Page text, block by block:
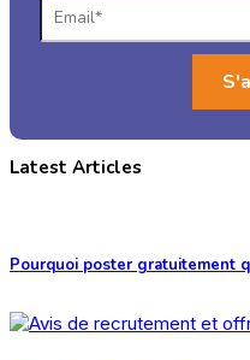
Latest Articles
Pourquoi poster gratuitement